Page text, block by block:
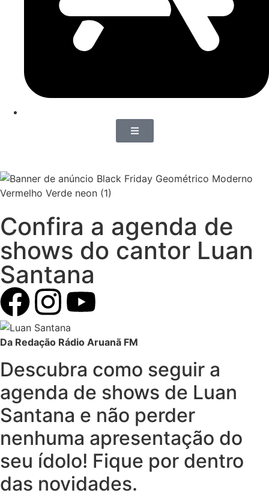
Confira a agenda de
shows do cantor Luan
Santana
Da Redação Rádio Aruanã FM
Descubra como seguir a
agenda de shows de Luan
Santana e não perder
nenhuma apresentação do
seu ídolo! Fique por dentro
das novidades.